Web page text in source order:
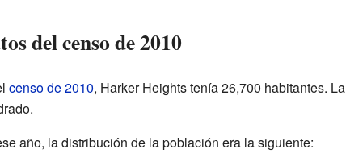
del censo de 2010
censo de 2010, Harker Heights tenía 26,700 habitantes. La
año, la distribución de la población era la siguiente: